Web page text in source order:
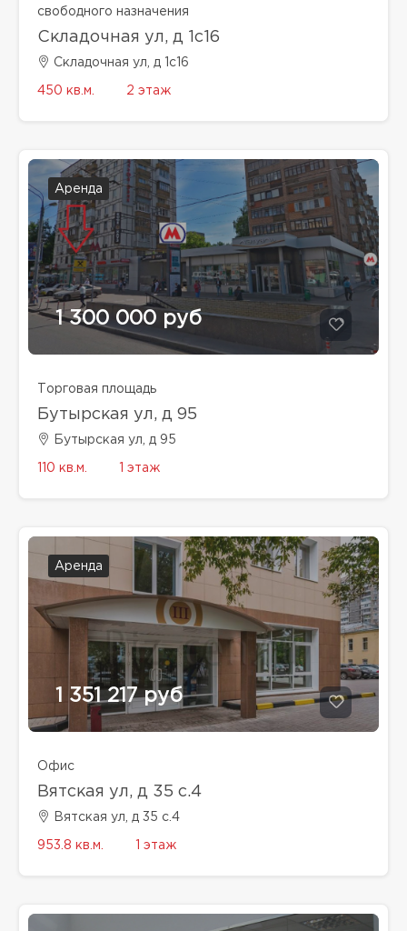
свободного назначения
Складочная ул, д 1с16
Складочная ул, д 1с16
450 кв.м. 2 этаж
Аренда
1 300 000 руб
Торговая площадь
Бутырская ул, д 95
Бутырская ул, д 95
110 кв.м. 1 этаж
Аренда
1 351 217 руб
Офис
Вятская ул, д 35 с.4
Вятская ул, д 35 с.4
953.8 кв.м. 1 этаж